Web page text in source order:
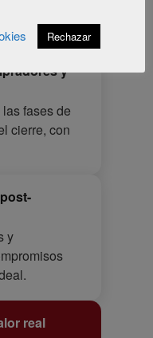
y
fases de
cierre, con
y
real
Rechazar